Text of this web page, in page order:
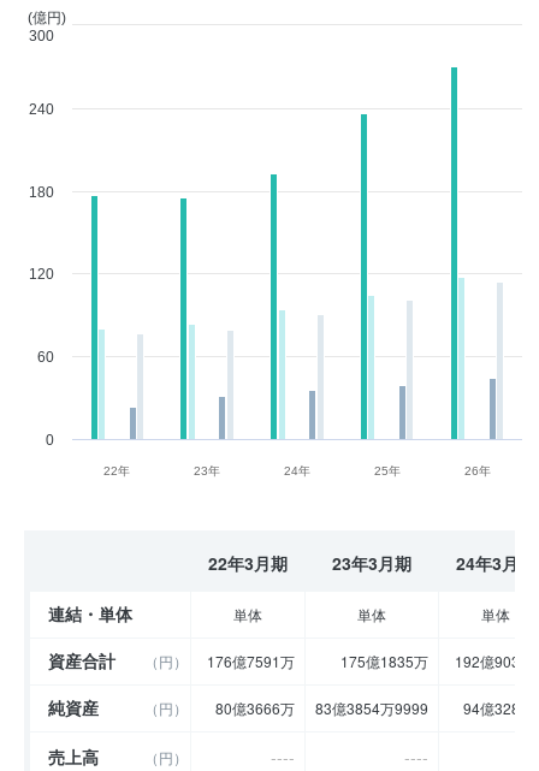
22年 23年 24年 25年 26年
0
60
120
180
240
(億円)
300
22年3月期 23年3月期 24年3月期
連結・単体 単体 単体 単体
資産合計 （円） 176億7591万 175億1835万 192億9036
純資産 （円） 80億3666万 83億3854万9999 94億3287
売上高 （円） ---- ----